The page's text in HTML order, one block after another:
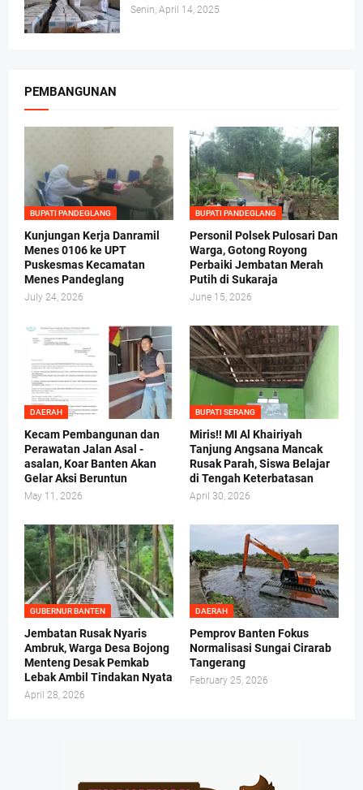
Senin, April 14, 2025
PEMBANGUNAN
BUPATI PANDEGLANG
Kunjungan Kerja Danramil
Menes 0106 ke UPT
Puskesmas Kecamatan
Menes Pandeglang
July 24, 2026
BUPATI PANDEGLANG
Personil Polsek Pulosari Dan
Warga, Gotong Royong
Perbaiki Jembatan Merah
Putih di Sukaraja
June 15, 2026
DAERAH
Kecam Pembangunan dan
Perawatan Jalan Asal -
asalan, Koar Banten Akan
Gelar Aksi Beruntun
May 11, 2026
BUPATI SERANG
Miris!! MI Al Khairiyah
Tanjung Angsana Mancak
Rusak Parah, Siswa Belajar
di Tengah Keterbatasan
April 30, 2026
GUBERNUR BANTEN
Jembatan Rusak Nyaris
Ambruk, Warga Desa Bojong
Menteng Desak Pemkab
Lebak Ambil Tindakan Nyata
April 28, 2026
DAERAH
Pemprov Banten Fokus
Normalisasi Sungai Cirarab
Tangerang
February 25, 2026